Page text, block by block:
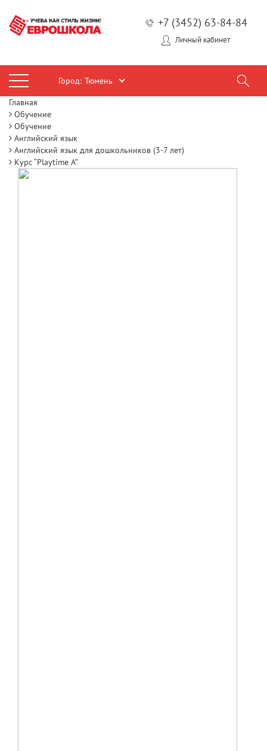
+7 (3452) 63-84-84
Личный кабинет
Город: Тюмень
Главная
Обучение
Обучение
Английский язык
Английский язык для дошкольников (3-7 лет)
Курс “Playtime A”